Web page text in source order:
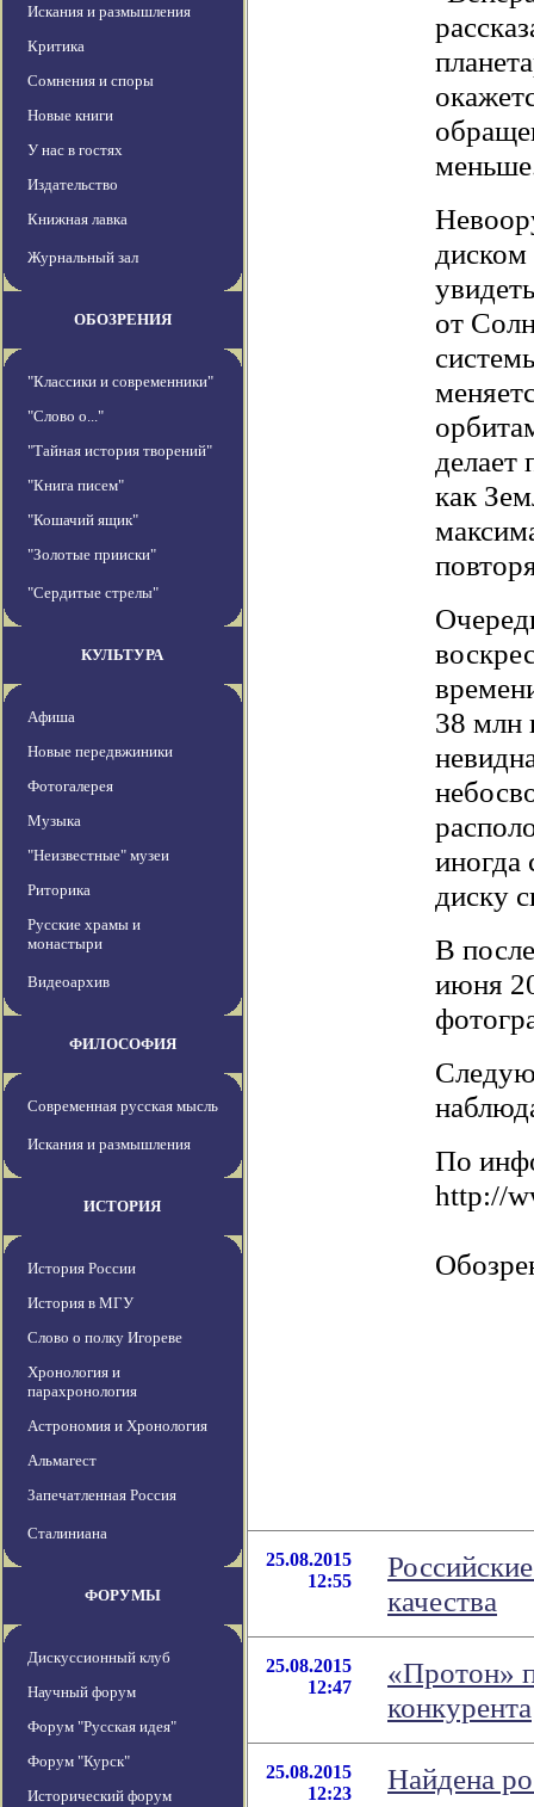
Искания и размышления
Критика
Сомнения и споры
Новые книги
У нас в гостях
Издательство
Книжная лавка
Журнальный зал
ОБОЗРЕНИЯ
"Классики и современники"
"Слово о..."
"Тайная история творений"
"Книга писем"
"Кошачий ящик"
"Золотые прииски"
"Сердитые стрелы"
КУЛЬТУРА
Афиша
Новые передвжиники
Фотогалерея
Музыка
"Неизвестные" музеи
Риторика
Русские храмы и
монастыри
Видеоархив
ФИЛОСОФИЯ
Современная русская мысль
Искания и размышления
ИСТОРИЯ
История России
История в МГУ
Слово о полку Игореве
Хронология и
парахронология
Астрономия и Хронология
Альмагест
Запечатленная Россия
Сталиниана
ФОРУМЫ
Дискуссионный клуб
Научный форум
Форум "Русская идея"
Форум "Курск"
Исторический форум
от
делает
как
38 млн
иногда
диску
В
июня
По
http://
25.08.2015
12:55
качества
25.08.2015
12:47
«Протон»
конкурента
25.08.2015
12:23
Найдена